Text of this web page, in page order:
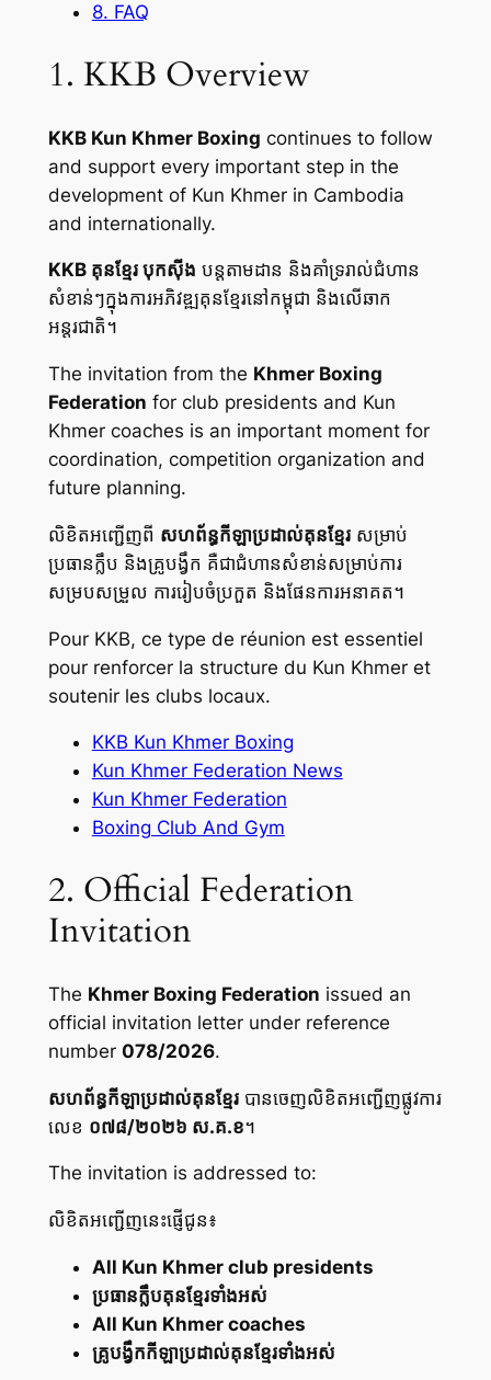
8. FAQ
1. KKB Overview
KKB Kun Khmer Boxing continues to follow
and support every important step in the
development of Kun Khmer in Cambodia
and internationally.
KKB គុនខ្មែរ បុកស៊ីង បន្តតាមដាន និងគាំទ្ររាល់ជំហាន
សំខាន់ៗក្នុងការអភិវឌ្ឍគុនខ្មែរនៅកម្ពុជា និងលើឆាក
អន្តរជាតិ។
The invitation from the Khmer Boxing
Federation for club presidents and Kun
Khmer coaches is an important moment for
coordination, competition organization and
future planning.
លិខិតអញ្ជើញពី សហព័ន្ធកីឡាប្រដាល់គុនខ្មែរសម្រាប់
ប្រធានក្លឹប និងគ្រូបង្វឹក គឺជាជំហានសំខាន់សម្រាប់ការ
សម្របសម្រួល ការរៀបចំប្រកួត និងផែនការអនាគត។
Pour KKB, ce type de réunion est essentiel
pour renforcer la structure du Kun Khmer et
soutenir les clubs locaux.
KKB Kun Khmer Boxing
Kun Khmer Federation News
Kun Khmer Federation
Boxing Club And Gym
2. Official Federation
Invitation
The Khmer Boxing Federation issued an
official invitation letter under reference
number 078/2026.
សហព័ន្ធកីឡាប្រដាល់គុនខ្មែរបានចេញលិខិតអញ្ជើញផ្លូវការ
លេខ ០៧៨/២០២៦ ស.គ.ខ។
The invitation is addressed to:
លិខិតអញ្ជើញនេះផ្ញើជូន៖
All Kun Khmer club presidents
ប្រធានក្លឹបគុនខ្មែរទាំងអស់
All Kun Khmer coaches
គ្រូបង្វឹកកីឡាប្រដាល់គុនខ្មែរទាំងអស់